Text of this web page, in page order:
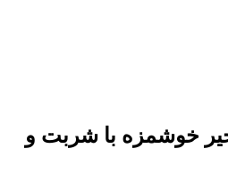
با شربت و